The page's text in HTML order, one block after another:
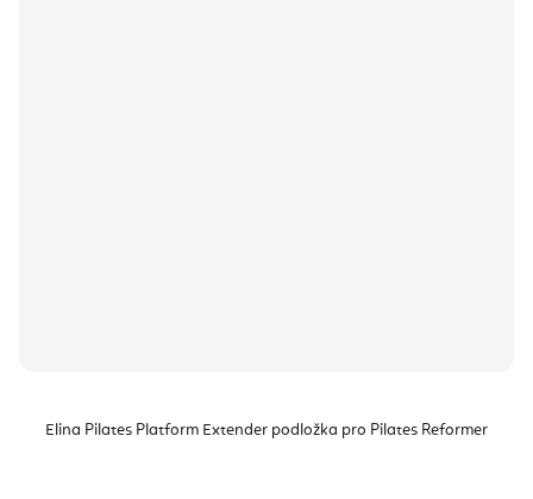
Elina Pilates Platform Extender podložka pro Pilates Reformer